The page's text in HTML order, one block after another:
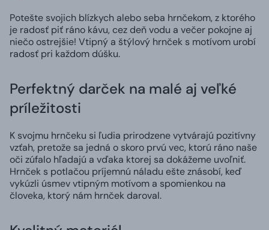
Potešte svojich blízkych alebo seba hrnčekom, z ktorého
je radosť piť ráno kávu, cez deň vodu a večer pokojne aj
niečo ostrejšie! Vtipný a štýlový hrnček s motívom urobí
radosť pri každom dúšku.
Perfektný darček na malé aj veľké
príležitosti
K svojmu hrnčeku si ľudia prirodzene vytvárajú pozitívny
vzťah, pretože sa jedná o skoro prvú vec, ktorú ráno naše
oči zúfalo hľadajú a vďaka ktorej sa dokážeme uvoľniť.
Hrnček s potlačou príjemnú náladu ešte znásobí, keď
vykúzli úsmev vtipným motívom a spomienkou na
človeka, ktorý nám hrnček daroval.